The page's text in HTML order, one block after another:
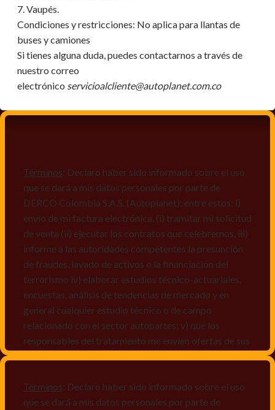
7. Vaupés.
Condiciones y restricciones: No aplica para llantas de
buses y camiones
Si tienes alguna duda, puedes contactarnos a través de
nuestro correo
electrónico servicioalcliente@autoplanet.com.co
Términos: Declaro haber sido informado sobre el uso
que se dará a mis datos personales por parte de
DERCO Colombia S.A.S. (Autoplanet); entre estos: i)
envío de mi factura electrónica, (i) tramitar mi solicitud
de venta (ii) ejecutar los contratos que celebremos, iii)
informe a las autoridades competentes la presunción
de fraudes, lavado de activos o la financiación del
terrorismo iv) elaborar estudios técnico-actuariales,
encuestas, análisis de tendencias de mercado y en
general cualquier estudio técnico o de campo
relacionado con el sector autopartes; v) que los
responsables del tratamiento me envíen ofertas de sus
mismos, vi) crear bases de datos de acuerdo a las
características y perfiles de los titulares de Datos
Términos: Declaro haber sido informado sobre el uso
que se dará a mis datos personales por parte de